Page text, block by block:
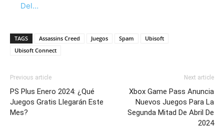
Del…
TAGS Assassins Creed Juegos Spam
Ubisoft
Ubisoft Connect
Previous article
PS Plus Enero 2024: ¿Qué
Juegos Gratis Llegarán Este
Mes?
Next article
Xbox Game Pass Anuncia
Nuevos Juegos Para La
Segunda Mitad De Abril De
2024